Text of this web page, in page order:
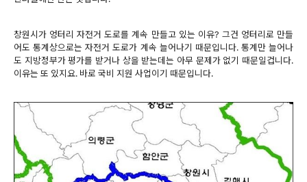
창원시가 엉터리 자전거 도로를 계속 만들고 있는 이유? 그건 엉터리로 만들
어도 통계상으로는 자전거 도로가 계속 늘어나기 때문입니다. 통계만 늘어나
도 지방정부가 평가를 받거나 상을 받는데는 아무 문제가 없기 때문일겁니다.
이유는 또 있지요. 바로 국비 지원 사업이기 때문입니다.